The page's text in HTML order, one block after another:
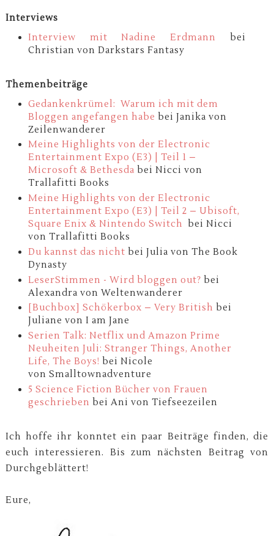
Interviews
Interview mit Nadine Erdmann
bei
Christian von Darkstars Fantasy
Themenbeiträge
Gedankenkrümel: Warum ich mit dem
Bloggen angefangen habe bei Janika von
Zeilenwanderer
Meine Highlights von der Electronic
Entertainment Expo (E3) | Teil 1 –
Microsoft & Bethesda bei Nicci von
Trallafitti Books
Meine Highlights von der Electronic
Entertainment Expo (E3) | Teil 2 – Ubisoft,
Square Enix & Nintendo Switch bei Nicci
von Trallafitti Books
Du kannst das nicht bei Julia von The Book
Dynasty
LeserStimmen - Wird bloggen out? bei
Alexandra von Weltenwanderer
[Buchbox] Schökerbox – Very British bei
Juliane von I am Jane
Serien Talk: Netflix und Amazon Prime
Neuheiten Juli: Stranger Things, Another
Life, The Boys! bei Nicole
von Smalltownadventure
5 Science Fiction Bücher von Frauen
geschrieben bei Ani von Tiefseezeilen
Ich hoffe ihr konntet ein paar Beiträge finden, die
euch interessieren. Bis zum nächsten Beitrag von
Durchgeblättert!
Eure,